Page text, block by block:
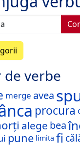
de verbe
merge avea
procura
alege bea
pune limita fi